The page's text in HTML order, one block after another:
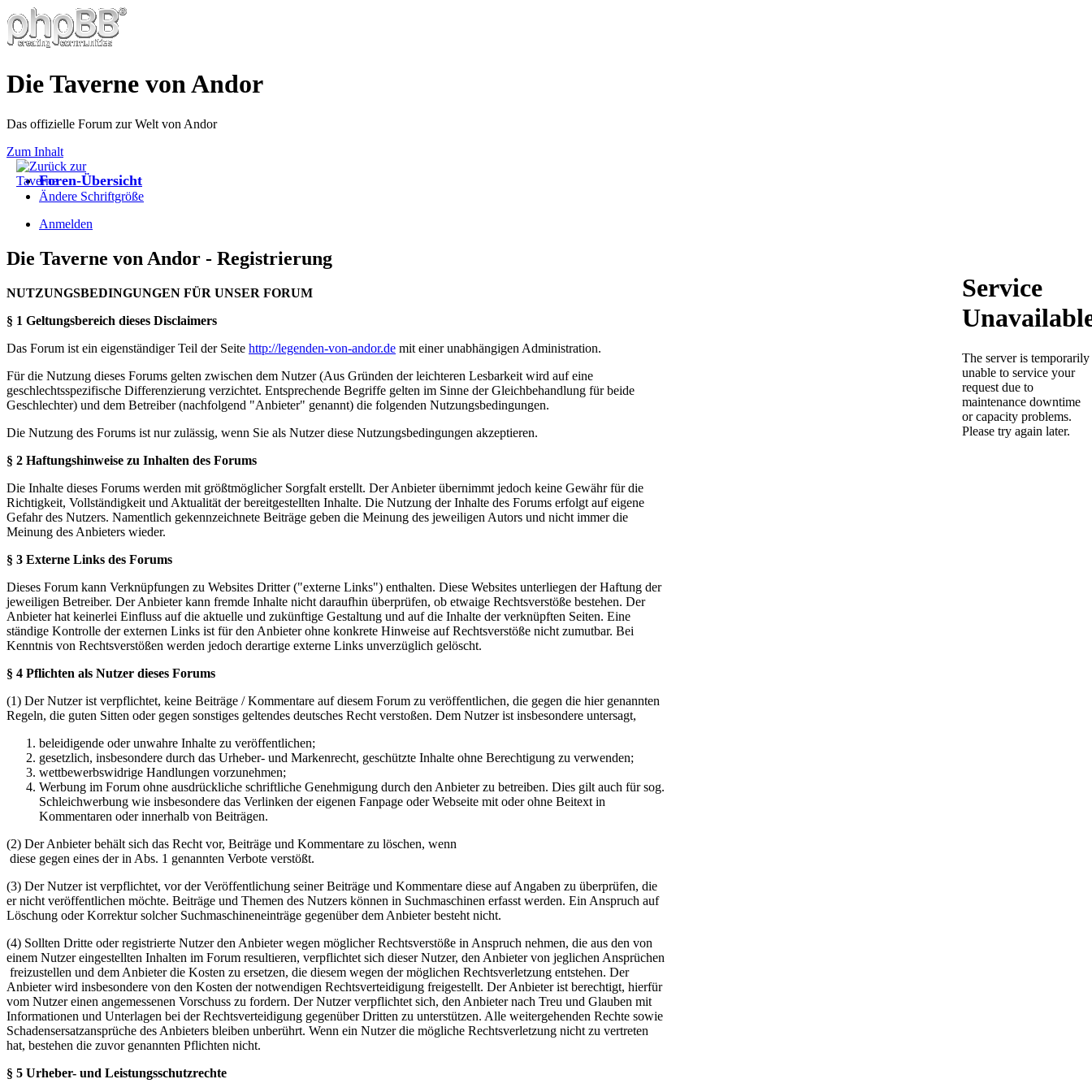
Die Taverne von Andor
Das offizielle Forum zur Welt von Andor
Zum Inhalt
Foren-Übersicht
Ändere Schriftgröße
Anmelden
Die Taverne von Andor - Registrierung
NUTZUNGSBEDINGUNGEN FÜR UNSER FORUM
§ 1 Geltungsbereich dieses Disclaimers
Das Forum ist ein eigenständiger Teil der Seite http://legenden-von-andor.de mit einer unabhängigen Administration.
Für die Nutzung dieses Forums gelten zwischen dem Nutzer (Aus Gründen der leichteren Lesbarkeit wird auf eine
geschlechtsspezifische Differenzierung verzichtet. Entsprechende Begriffe gelten im Sinne der Gleichbehandlung für beide
Geschlechter) und dem Betreiber (nachfolgend "Anbieter" genannt) die folgenden Nutzungsbedingungen.
Die Nutzung des Forums ist nur zulässig, wenn Sie als Nutzer diese Nutzungsbedingungen akzeptieren.
§ 2 Haftungshinweise zu Inhalten des Forums
Die Inhalte dieses Forums werden mit größtmöglicher Sorgfalt erstellt. Der Anbieter übernimmt jedoch keine Gewähr für die
Richtigkeit, Vollständigkeit und Aktualität der bereitgestellten Inhalte. Die Nutzung der Inhalte des Forums erfolgt auf eigene
Gefahr des Nutzers. Namentlich gekennzeichnete Beiträge geben die Meinung des jeweiligen Autors und nicht immer die
Meinung des Anbieters wieder.
§ 3 Externe Links des Forums
Dieses Forum kann Verknüpfungen zu Websites Dritter ("externe Links") enthalten. Diese Websites unterliegen der Haftung der
jeweiligen Betreiber. Der Anbieter kann fremde Inhalte nicht daraufhin überprüfen, ob etwaige Rechtsverstöße bestehen. Der
Anbieter hat keinerlei Einfluss auf die aktuelle und zukünftige Gestaltung und auf die Inhalte der verknüpften Seiten. Eine
ständige Kontrolle der externen Links ist für den Anbieter ohne konkrete Hinweise auf Rechtsverstöße nicht zumutbar. Bei
Kenntnis von Rechtsverstößen werden jedoch derartige externe Links unverzüglich gelöscht.
§ 4 Pflichten als Nutzer dieses Forums
(1) Der Nutzer ist verpflichtet, keine Beiträge / Kommentare auf diesem Forum zu veröffentlichen, die gegen die hier genannten
Regeln, die guten Sitten oder gegen sonstiges geltendes deutsches Recht verstoßen. Dem Nutzer ist insbesondere untersagt,
beleidigende oder unwahre Inhalte zu veröffentlichen;
gesetzlich, insbesondere durch das Urheber- und Markenrecht, geschützte Inhalte ohne Berechtigung zu verwenden;
wettbewerbswidrige Handlungen vorzunehmen;
Werbung im Forum ohne ausdrückliche schriftliche Genehmigung durch den Anbieter zu betreiben. Dies gilt auch für sog.
Schleichwerbung wie insbesondere das Verlinken der eigenen Fanpage oder Webseite mit oder ohne Beitext in
Kommentaren oder innerhalb von Beiträgen.
(2) Der Anbieter behält sich das Recht vor, Beiträge und Kommentare zu löschen, wenn
diese gegen eines der in Abs. 1 genannten Verbote verstößt.
(3) Der Nutzer ist verpflichtet, vor der Veröffentlichung seiner Beiträge und Kommentare diese auf Angaben zu überprüfen, die
er nicht veröffentlichen möchte. Beiträge und Themen des Nutzers können in Suchmaschinen erfasst werden. Ein Anspruch auf
Löschung oder Korrektur solcher Suchmaschineneinträge gegenüber dem Anbieter besteht nicht.
(4) Sollten Dritte oder registrierte Nutzer den Anbieter wegen möglicher Rechtsverstöße in Anspruch nehmen, die aus den von
einem Nutzer eingestellten Inhalten im Forum resultieren, verpflichtet sich dieser Nutzer, den Anbieter von jeglichen Ansprüchen
freizustellen und dem Anbieter die Kosten zu ersetzen, die diesem wegen der möglichen Rechtsverletzung entstehen. Der
Anbieter wird insbesondere von den Kosten der notwendigen Rechtsverteidigung freigestellt. Der Anbieter ist berechtigt, hierfür
vom Nutzer einen angemessenen Vorschuss zu fordern. Der Nutzer verpflichtet sich, den Anbieter nach Treu und Glauben mit
Informationen und Unterlagen bei der Rechtsverteidigung gegenüber Dritten zu unterstützen. Alle weitergehenden Rechte sowie
Schadensersatzansprüche des Anbieters bleiben unberührt. Wenn ein Nutzer die mögliche Rechtsverletzung nicht zu vertreten
hat, bestehen die zuvor genannten Pflichten nicht.
§ 5 Urheber- und Leistungsschutzrechte